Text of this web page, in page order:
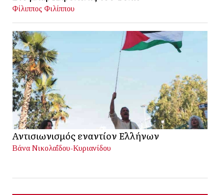
Φίλιππος Φιλίππου
Αντισιωνισμός εναντίον Ελλήνων
Βάνα Νικολαΐδου-Κυριανίδου